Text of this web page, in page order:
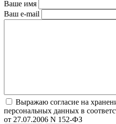
Ваше имя
Ваш e-mail
Выражаю согласие на
персональных данных в
от 27.07.2006 N 152-ФЗ